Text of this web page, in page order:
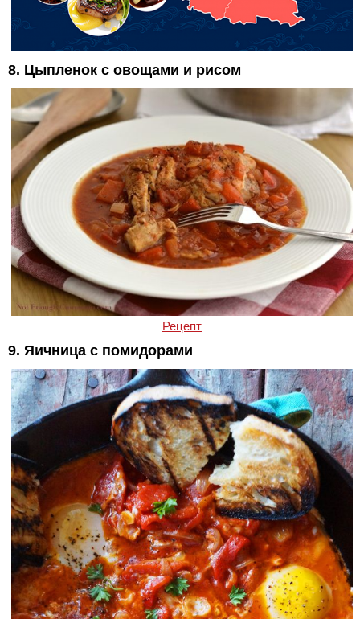
8. Цыпленок с овощами и рисом
Рецепт
9. Яичница с помидорами